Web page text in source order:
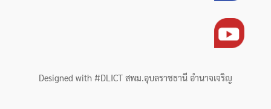
Designed with #DLICT สพม.อุบลราชธานี อำนาจเจริญ